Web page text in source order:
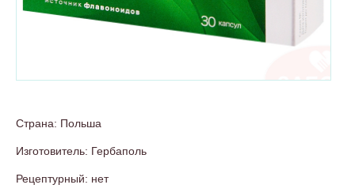
Страна: Польша
Изготовитель: Гербаполь
Рецептурный: нет